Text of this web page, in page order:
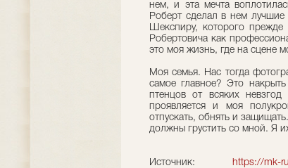
нем, и эта мечта
Роберт сделал в нем лучшие
Шекспиру, которого
Робертовича как
это моя жизнь, где на сцене
Моя семья. Нас тогда
самое главное? Это
птенцов от всяких
проявляется и моя
отпускать, обнять и
должны грустить со мной. Я
Источник: https://mk-